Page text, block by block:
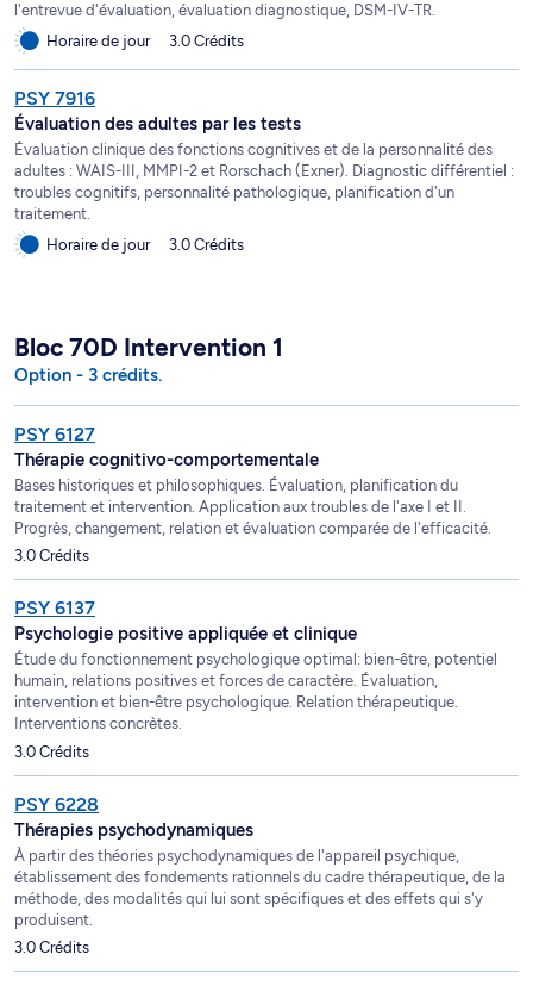
l'entrevue d'évaluation, évaluation diagnostique, DSM-IV-TR.
Horaire de jour
3.0 Crédits
PSY 7916
Évaluation des adultes par les tests
Évaluation clinique des fonctions cognitives et de la personnalité des
adultes : WAIS-III, MMPI-2 et Rorschach (Exner). Diagnostic différentiel :
troubles cognitifs, personnalité pathologique, planification d'un
traitement.
Horaire de jour
3.0 Crédits
Bloc 70D Intervention 1
Option - 3 crédits.
PSY 6127
Thérapie cognitivo-comportementale
Bases historiques et philosophiques. Évaluation, planification du
traitement et intervention. Application aux troubles de l'axe I et II.
Progrès, changement, relation et évaluation comparée de l'efficacité.
3.0 Crédits
PSY 6137
Psychologie positive appliquée et clinique
Étude du fonctionnement psychologique optimal: bien-être, potentiel
humain, relations positives et forces de caractère. Évaluation,
intervention et bien-être psychologique. Relation thérapeutique.
Interventions concrètes.
3.0 Crédits
PSY 6228
Thérapies psychodynamiques
À partir des théories psychodynamiques de l'appareil psychique,
établissement des fondements rationnels du cadre thérapeutique, de la
méthode, des modalités qui lui sont spécifiques et des effets qui s'y
produisent.
3.0 Crédits